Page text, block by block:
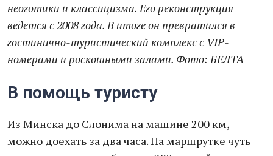
неоготики и классицизма. Его реконструкция
ведется с 2008 года. В итоге он превратился в
гостинично-туристический комплекс с VIP-
номерами и роскошными залами. Фото: БЕЛТА
В помощь туристу
Из Минска до Слонима на машине 200 км,
можно доехать за два часа. На маршрутке чуть